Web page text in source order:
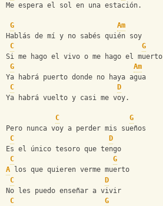
Me espera el sol en una estación.
G
Am
Hablás de mí y no sabés quién soy
C
G
Si me hago el vivo o me hago el muerto
G
Am
Ya habrá puerto donde no haya agua
C
D
Ya habrá vuelto y casi me voy.
C
G
Pero nunca voy a perder mis sueños
C
D
Es el único tesoro que tengo
C
G
A los que quieren verme muerto
C
D
No les puedo enseñar a vivir
C
G